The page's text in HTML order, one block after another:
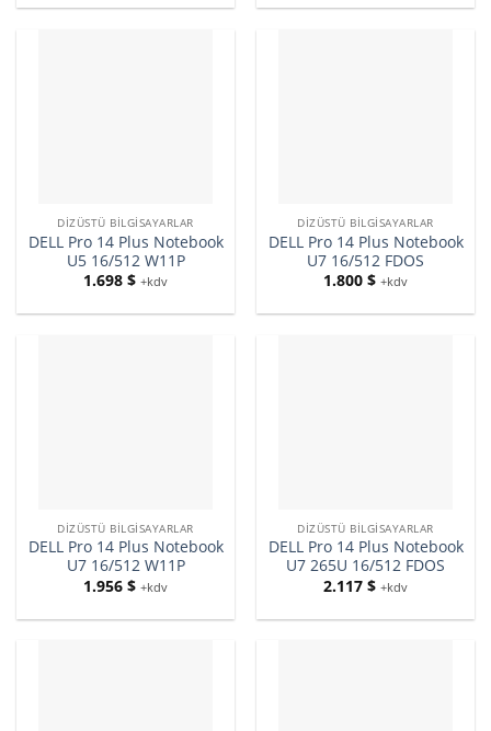
DIZÜSTÜ BILGISAYARLAR
DELL Pro 14 Plus Notebook
U5 16/512 W11P
1.698 $ +kdv
DIZÜSTÜ BILGISAYARLAR
DELL Pro 14 Plus Notebook
U7 16/512 FDOS
1.800 $ +kdv
DIZÜSTÜ BILGISAYARLAR
DELL Pro 14 Plus Notebook
U7 16/512 W11P
1.956 $ +kdv
DIZÜSTÜ BILGISAYARLAR
DELL Pro 14 Plus Notebook
U7 265U 16/512 FDOS
2.117 $ +kdv